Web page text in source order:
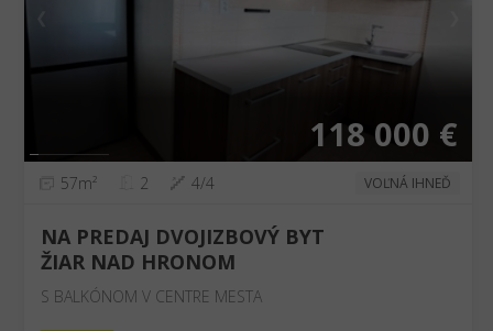
118 000 €
57m² 2 4/4 VOĽNÁ IHNEĎ
NA PREDAJ DVOJIZBOVÝ BYT
ŽIAR NAD HRONOM
S BALKÓNOM V CENTRE MESTA